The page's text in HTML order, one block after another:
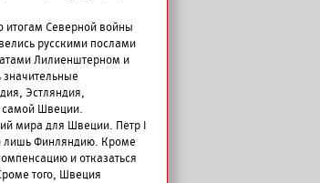
Северной войны
русскими послами
Лилиенштерном и
Эстляндия,
самой Швеции.
мира для Швеции. Петр I
лишь Финляндию. Кроме
и отказаться
того, Швеция